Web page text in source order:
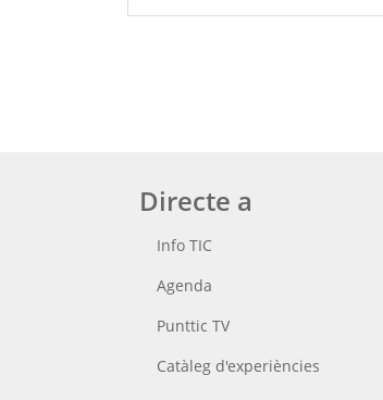
Directe a
Info TIC
Agenda
Punttic TV
Catàleg d'experiències